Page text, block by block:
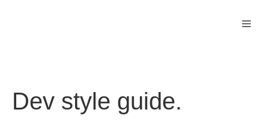
Dev style guide.